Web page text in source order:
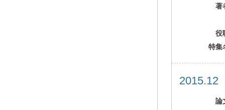
著
役
特集
論